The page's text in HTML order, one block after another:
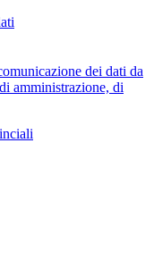
dei dati da
amministrazione, di